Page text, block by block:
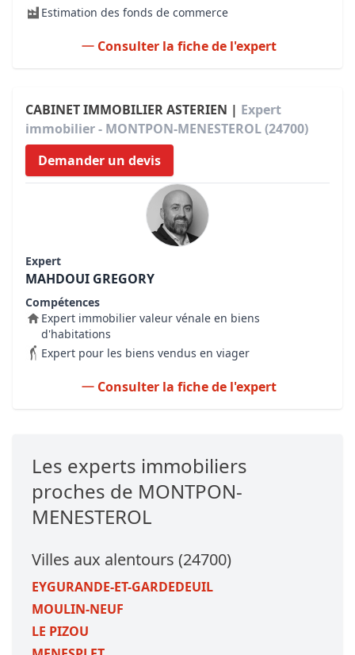
Estimation des fonds de commerce
Consulter la fiche de l'expert
CABINET IMMOBILIER ASTERIEN | Expert
immobilier - MONTPON-MENESTEROL (24700)
Demander un devis
Expert
MAHDOUI GREGORY
Compétences
Expert immobilier valeur vénale en biens
d'habitations
Expert pour les biens vendus en viager
Consulter la fiche de l'expert
Les experts immobiliers
proches de MONTPON-
MENESTEROL
Villes aux alentours (24700)
EYGURANDE-ET-GARDEDEUIL
MOULIN-NEUF
LE PIZOU